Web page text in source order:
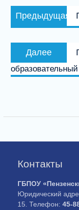
Навигация
по
Предыдущая
Далее
Контакты
ГБПОУ
Юридический
15. Телефон:45-